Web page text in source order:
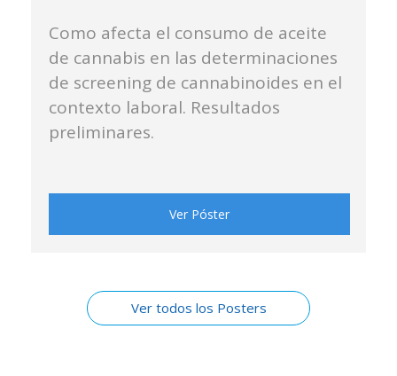
Como afecta el consumo de aceite
de cannabis en las determinaciones
de screening de cannabinoides en el
contexto laboral. Resultados
preliminares.
Ver Póster
Ver todos los Posters